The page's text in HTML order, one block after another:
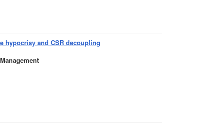
hypocrisy and CSR decoupling